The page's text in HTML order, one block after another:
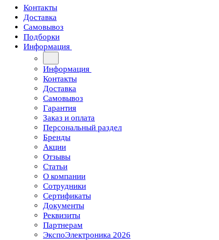
Контакты
Доставка
Самовывоз
Подборки
Информация
Информация
Контакты
Доставка
Самовывоз
Гарантия
Заказ и оплата
Персональный раздел
Бренды
Акции
Отзывы
Статьи
О компании
Сотрудники
Сертификаты
Документы
Реквизиты
Партнерам
ЭкспоЭлектроника 2026